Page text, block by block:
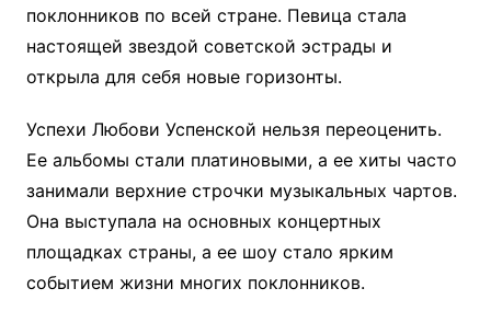
поклонников по всей стране. Певица стала
настоящей звездой советской эстрады и
открыла для себя новые горизонты.
Успехи Любови Успенской нельзя переоценить.
Ее альбомы стали платиновыми, а ее хиты часто
занимали верхние строчки музыкальных чартов.
Она выступала на основных концертных
площадках страны, а ее шоу стало ярким
событием жизни многих поклонников.